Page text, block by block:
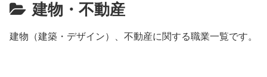
建物・不動産
建物（建築・デザイン）、不動産に関する職業一覧です。